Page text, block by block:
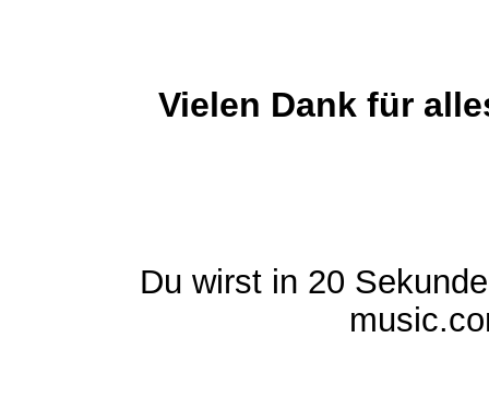
Vielen Dank für
Du wirst in 20